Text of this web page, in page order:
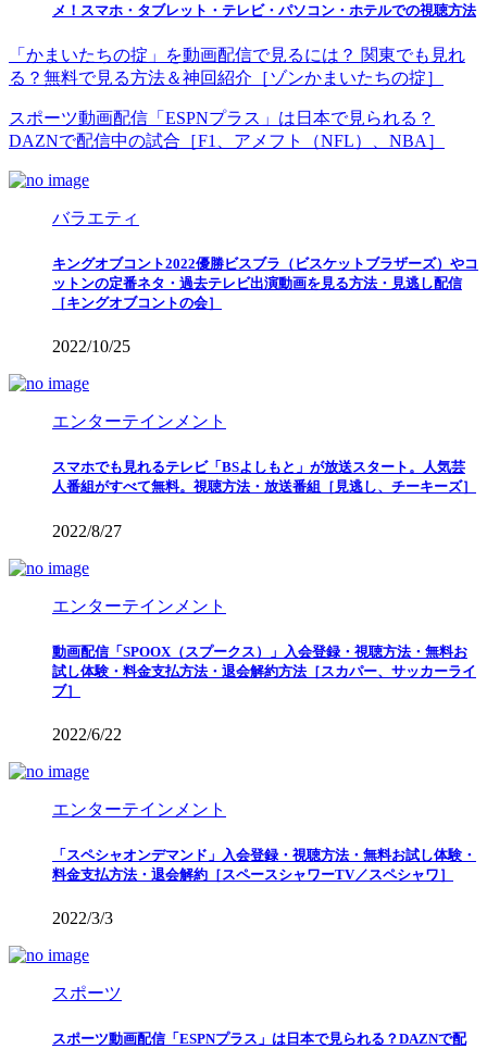
メ！スマホ・タブレット・テレビ・パソコン・ホテルでの視聴方法
「かまいたちの掟」を動画配信で見るには？ 関東でも見れ
る？無料で見る方法＆神回紹介［ゾンかまいたちの掟］
スポーツ動画配信「ESPNプラス」は日本で見られる？
DAZNで配信中の試合［F1、アメフト（NFL）、NBA］
バラエティ
キングオブコント2022優勝ビスブラ（ビスケットブラザーズ）やコ
ットンの定番ネタ・過去テレビ出演動画を見る方法・見逃し配信
［キングオブコントの会］
2022/10/25
エンターテインメント
スマホでも見れるテレビ「BSよしもと」が放送スタート。人気芸
人番組がすべて無料。視聴方法・放送番組［見逃し、チーキーズ］
2022/8/27
エンターテインメント
動画配信「SPOOX（スプークス）」入会登録・視聴方法・無料お
試し体験・料金支払方法・退会解約方法［スカパー、サッカーライ
ブ］
2022/6/22
エンターテインメント
「スペシャオンデマンド」入会登録・視聴方法・無料お試し体験・
料金支払方法・退会解約［スペースシャワーTV／スペシャワ］
2022/3/3
スポーツ
スポーツ動画配信「ESPNプラス」は日本で見られる？DAZNで配